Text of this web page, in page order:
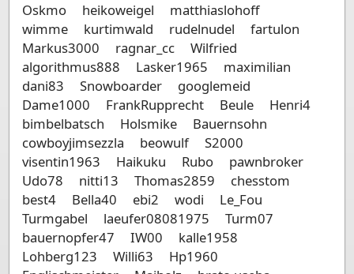
Oskmo heikoweigel
matthiaslohoff
wimme
kurtimwald rudelnudel
fartulon
Markus3000
ragnar_cc
Wilfried
algorithmus888
Lasker1965
maximilian
dani83
Snowboarder
googlemeid
Dame1000
FrankRupprecht Beule
Henri4
bimbelbatsch
Holsmike
Bauernsohn
cowboyjimsezzla
beowulf
S2000
visentin1963
Haikuku Rubo
pawnbroker
Udo78
nitti13 Thomas2859
chesstom
best4
Bella40 ebi2 wodi
Le_Fou
Turmgabel
laeufer08081975
Turm07
bauernopfer47
IW00
kalle1958
Lohberg123
Willi63
Hp1960